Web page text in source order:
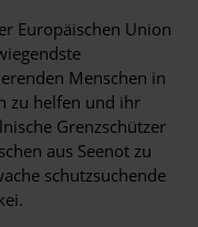
Europäischen Union
Menschen in
zu helfen und ihr
Grenzschützer
aus Seenot zu
schutzsuchende